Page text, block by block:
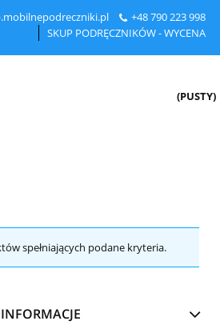
+48790 223 998
SKUP PODRĘCZNIKÓW - WYCENA
(PUSTY)
spełniających podane kryteria.
INFORMACJE